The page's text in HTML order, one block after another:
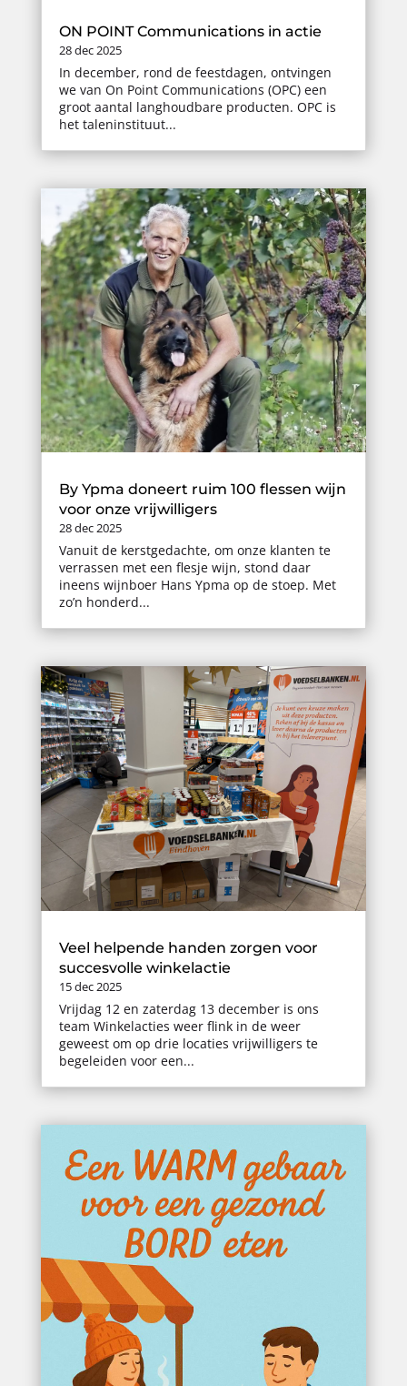
ON POINT Communications in actie
28 dec 2025
In december, rond de feestdagen, ontvingen
we van On Point Communications (OPC) een
groot aantal langhoudbare producten. OPC is
het taleninstituut...
By Ypma doneert ruim 100 flessen wijn
voor onze vrijwilligers
28 dec 2025
Vanuit de kerstgedachte, om onze klanten te
verrassen met een flesje wijn, stond daar
ineens wijnboer Hans Ypma op de stoep. Met
zo’n honderd...
Veel helpende handen zorgen voor
succesvolle winkelactie
15 dec 2025
Vrijdag 12 en zaterdag 13 december is ons
team Winkelacties weer flink in de weer
geweest om op drie locaties vrijwilligers te
begeleiden voor een...